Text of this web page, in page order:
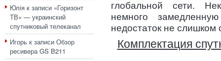
Юлія к записи «Горизонт
ТВ» — украинский
спутниковый телеканал
Игорь к записи Обзор
ресивера GS B211
глобальной сети.
немного
недостаток не слишком
Комплектация